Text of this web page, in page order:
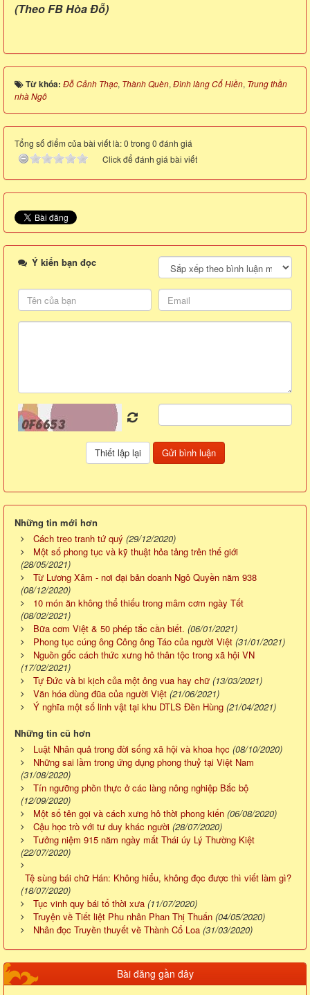
(Theo FB Hòa Đỗ)
Từ khóa: Đỗ Cảnh Thạc, Thành Quèn,Đình làng Cổ Hiền, Trung thần
nhà Ngô
Tổng số điểm của bài viết là: 0 trong 0 đánh giá
Click để đánh giá bài viết
Ý kiến bạn đọc
Những tin mới hơn
Cách treo tranh tứ quý (29/12/2020)
Một số phong tục và kỹ thuật hỏa tảng trên thế giới
(28/05/2021)
Từ Lương Xâm - nơi đại bản doanh Ngô Quyền năm 938
(08/12/2020)
10 món ăn không thể thiếu trong mâm cơm ngày Tết
(08/02/2021)
Bữa cơm Việt & 50 phép tắc cần biết. (06/01/2021)
Phong tục cúng ông Công ông Táo của người Việt (31/01/2021)
Nguồn gốc cách thức xưng hô thân tộc trong xã hội VN
(17/02/2021)
Tự Đức và bi kịch của một ông vua hay chữ (13/03/2021)
Văn hóa dùng đũa của người Việt (21/06/2021)
Ý nghĩa một số linh vật tại khu DTLS Đền Hùng (21/04/2021)
Những tin cũ hơn
Luật Nhân quả trong đời sống xã hội và khoa học (08/10/2020)
Những sai lầm trong ứng dụng phong thuỷ tại Việt Nam
(31/08/2020)
Tín ngưỡng phồn thực ở các làng nông nghiệp Bắc bộ
(12/09/2020)
Một số tên gọi và cách xưng hô thời phong kiến (06/08/2020)
Cậu học trò với tư duy khác người (28/07/2020)
Tưởng niệm 915 năm ngày mất Thái úy Lý Thường Kiệt
(22/07/2020)
Tệ sùng bái chữ Hán: Không hiểu, không đọc được thì viết làm gì?
(18/07/2020)
Tục vinh quy bái tổ thời xưa (11/07/2020)
Truyện về Tiết liệt Phu nhân Phan Thị Thuấn (04/05/2020)
Nhân đọc Truyền thuyết về Thành Cổ Loa (31/03/2020)
Bài đăng gần đây